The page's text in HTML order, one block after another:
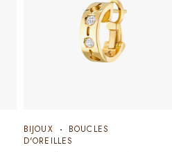
BIJOUX
BOUCLES
D'OREILLES